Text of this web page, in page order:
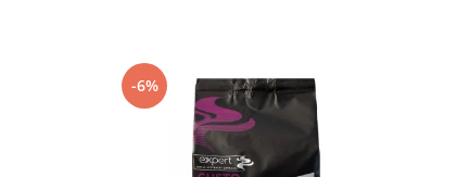
-6%